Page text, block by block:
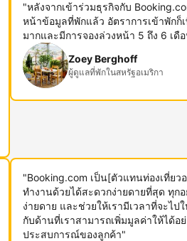
"หลังจากเข้าร่วมธุรกิจกับ
หน้าข้อมูลที่พักแล้ว อัตราการเข้าพักก็
มากและมีการจองล่วงหน้า 5 ถึง 6 เดื
Zoey Berghoff
ผู้ดูแลที่พักในสหรัฐอเมริกา
"Booking.com เป็น[ตัวแทนท่องเที่ยว
ทำงานด้วยได้สะดวกง่ายดายที่สุด ทุก
ง่ายดาย และช่วยให้เรามีเวลาที่จะไป
กับด้านที่เราสามารถเพิ่มมูลค่าให้ได้อ
ประสบการณ์ของลูกค้า"